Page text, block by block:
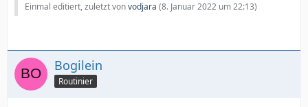
Einmal editiert, zuletzt vonvodjara (8. Januar 2022 um 22:13)
Bogilein
Routinier